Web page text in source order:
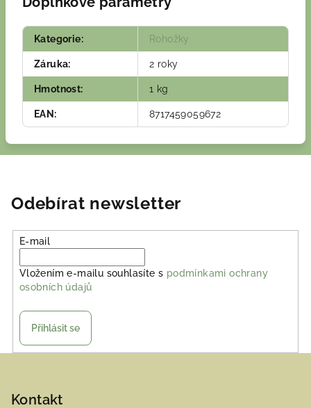
Kategorie: Rohožky
Záruka: 2 roky
Hmotnost: 1 kg
EAN : 8717459059672
Odebírat newsletter
E-mail
Vložením e-mailu souhlasíte s podmínkami ochrany
osobních údajů
Přihlásit se
Kontakt